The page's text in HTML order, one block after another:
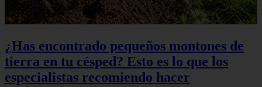
¿Has encontrado pequeños montones de
tierra en tu césped? Esto es lo que los
especialistas recomiendo hacer